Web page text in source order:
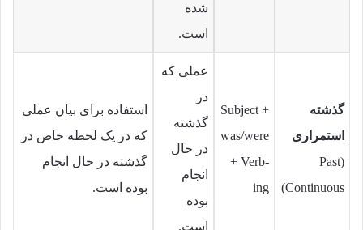
شده
است.
گذشته
استمراری
(Past
Continuous)
Subject +
was/were
+ Verb-
ing
عملی که
در
گذشته
در حال
انجام
بوده
است.
استفاده برای بیان عملی
که در یک لحظه خاص در
گذشته در حال انجام
بوده است.